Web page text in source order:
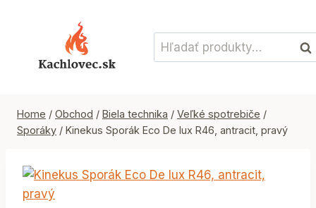
Hľadať:
Home / Obchod / Biela technika / Veľké spotrebiče /
Sporáky / Kinekus Sporák Eco De lux R46, antracit, pravý